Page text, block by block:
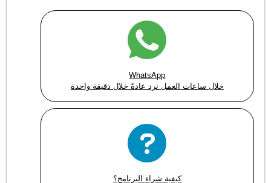
WhatsApp
خلال ساعات العمل نرد عادةً خلال دقيقة واحدة
كيفية شراء البرنامج؟